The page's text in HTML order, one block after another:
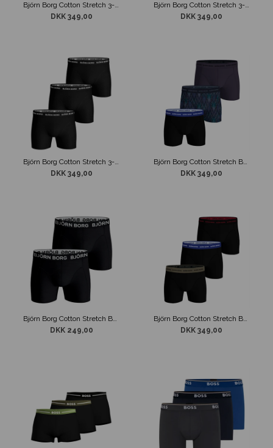
Björn Borg Cotton Stretch 3-Pak Boxer Underbukser Grøn Mix
DKK 349,00
Björn Borg Cotton Stretch 3-Pak Boxer Underbukser Grå Mix
DKK 349,00
Björn Borg Cotton Stretch 3-Pak Boxer Underbukser Sort
DKK 349,00
Björn Borg Cotton Stretch Boxer 3-Pack Underbukser Sort / Grå / Blå
DKK 349,00
DKK 249,00
Björn Borg Cotton Stretch Boxer Brief 3-Pack Underbukser Sort
DKK 349,00